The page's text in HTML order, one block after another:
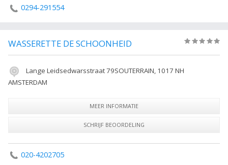
0294-291554
WASSERETTE DE SCHOONHEID
Lange Leidsedwarsstraat 79SOUTERRAIN, 1017 NH
AMSTERDAM
MEER INFORMATIE
SCHRIJF BEOORDELING
020-4202705